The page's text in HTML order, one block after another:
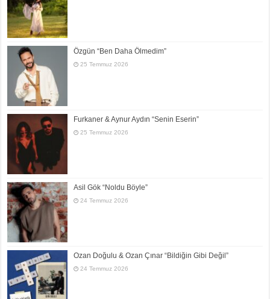
Özgün “Ben Daha Ölmedim”
25 Temmuz 2026
Furkaner & Aynur Aydın “Senin Eserin”
25 Temmuz 2026
Asil Gök “Noldu Böyle”
24 Temmuz 2026
Ozan Doğulu & Ozan Çınar “Bildiğin Gibi Değil”
24 Temmuz 2026